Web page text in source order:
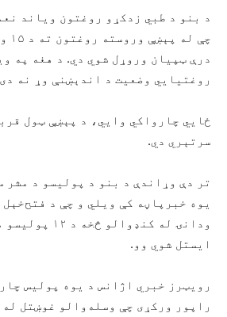
د بنو د طبي زدکړو روغتون ویاند
درې ټپیان وروړل شوي دي. د هغه په
روغتیايي وضعیت د اندېښنې وړ نه
ځايي چارواکي وايي، د پېښې ټول
سرتېري دي.
تر دې وړاندې د بنو د پولیسو د مشر
یوه خبرپاڼه کې ویلي و چې د
ودانۍ له
ایستل شوي وو.
رویټرز خبري اژانس د یوه پولیس
راپور ورکړی چې وسله‌والو غوښتل